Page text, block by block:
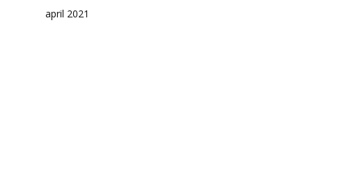
april 2021